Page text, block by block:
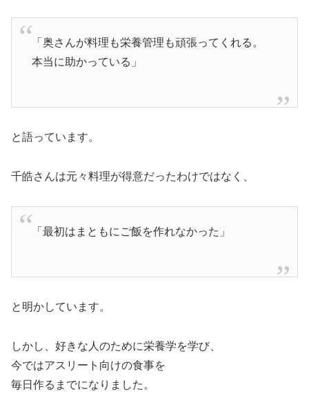
「奥さんが料理も栄養管理も頑張ってくれる。
本当に助かっている」
と語っています。
千皓さんは元々料理が得意だったわけではなく、
「最初はまともにご飯を作れなかった」
と明かしています。
しかし、好きな人のために栄養学を学び、
今ではアスリート向けの食事を
毎日作るまでになりました。